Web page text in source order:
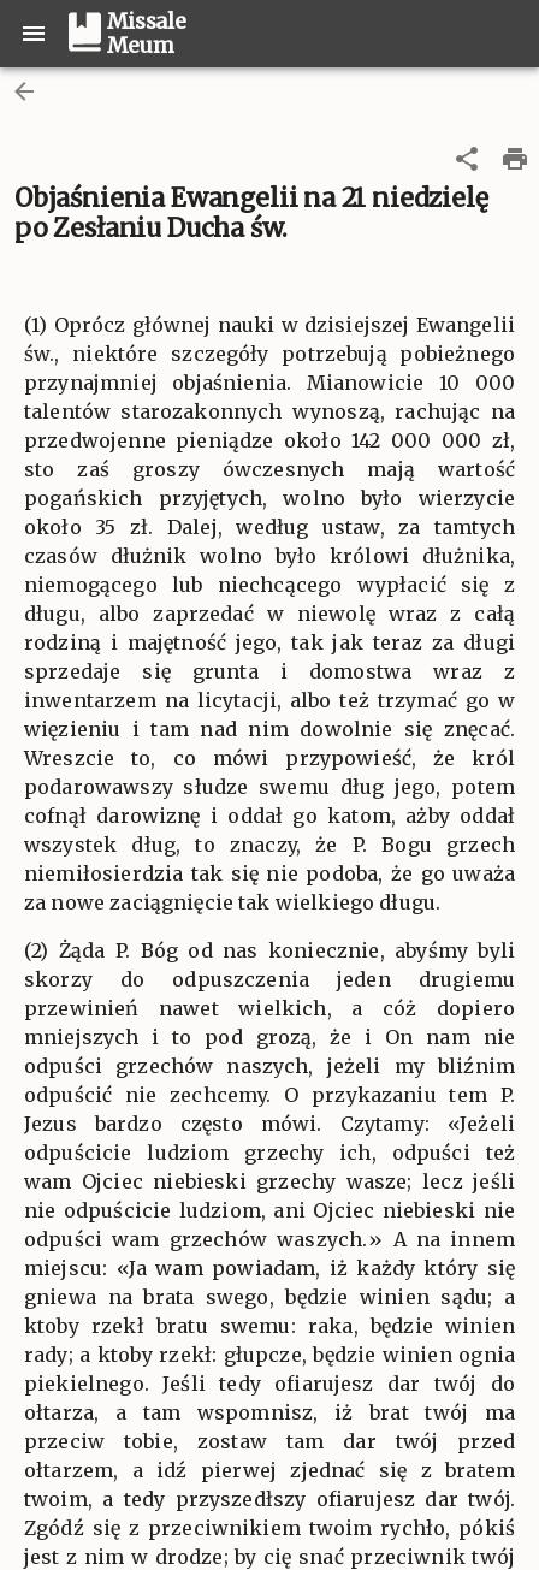
Missale
Meum
Objaśnienia Ewangelii na 21 niedzielę
po Zesłaniu Ducha św.
(1) Oprócz głównej nauki w dzisiejszej Ewangelii
św., niektóre szczegóły potrzebują pobieżnego
przynajmniej objaśnienia. Mianowicie 10 000
talentów starozakonnych wynoszą, rachując na
przedwojenne pieniądze około 142 000 000 zł,
sto zaś groszy ówczesnych mają wartość
pogańskich przyjętych, wolno było wierzycie
około 35 zł. Dalej, według ustaw, za tamtych
czasów dłużnik wolno było królowi dłużnika,
niemogącego lub niechcącego wypłacić się z
długu, albo zaprzedać w niewolę wraz z całą
rodziną i majętność jego, tak jak teraz za długi
sprzedaje się grunta i domostwa wraz z
inwentarzem na licytacji, albo też trzymać go w
więzieniu i tam nad nim dowolnie się znęcać.
Wreszcie to, co mówi przypowieść, że król
podarowawszy słudze swemu dług jego, potem
cofnął darowiznę i oddał go katom, ażby oddał
wszystek dług, to znaczy, że P. Bogu grzech
niemiłosierdzia tak się nie podoba, że go uważa
za nowe zaciągnięcie tak wielkiego długu.
(2) Żąda P. Bóg od nas koniecznie, abyśmy byli
skorzy do odpuszczenia jeden drugiemu
przewinień nawet wielkich, a cóż dopiero
mniejszych i to pod grozą, że i On nam nie
odpuści grzechów naszych, jeżeli my bliźnim
odpuścić nie zechcemy. O przykazaniu tem P.
Jezus bardzo często mówi. Czytamy: «Jeżeli
odpuścicie ludziom grzechy ich, odpuści też
wam Ojciec niebieski grzechy wasze; lecz jeśli
nie odpuścicie ludziom, ani Ojciec niebieski nie
odpuści wam grzechów waszych.» A na innem
miejscu: «Ja wam powiadam, iż każdy który się
gniewa na brata swego, będzie winien sądu; a
ktoby rzekł bratu swemu: raka, będzie winien
rady; a ktoby rzekł: głupcze, będzie winien ognia
piekielnego. Jeśli tedy ofiarujesz dar twój do
ołtarza, a tam wspomnisz, iż brat twój ma
przeciw tobie, zostaw tam dar twój przed
ołtarzem, a idź pierwej zjednać się z bratem
twoim, a tedy przyszedłszy ofiarujesz dar twój.
Zgódź się z przeciwnikiem twoim rychło, pókiś
jest z nim w drodze; by cię snać przeciwnik twój